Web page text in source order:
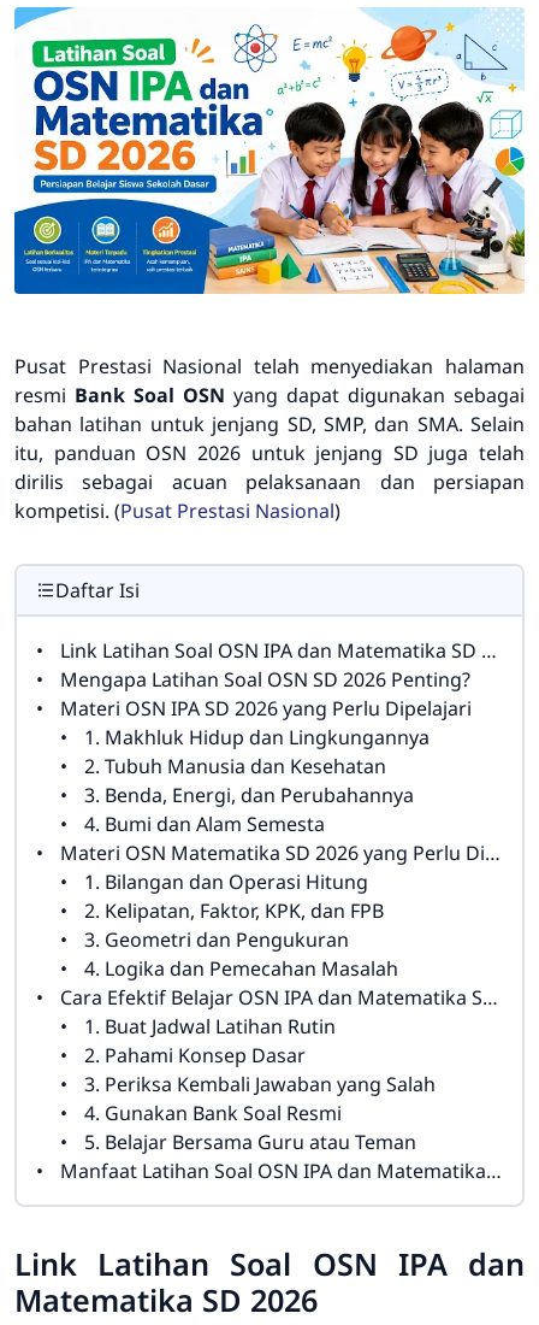
Pusat Prestasi Nasional telah menyediakan halaman
resmi Bank Soal OSN yang dapat digunakan sebagai
bahan latihan untuk jenjang SD, SMP, dan SMA. Selain
itu, panduan OSN 2026 untuk jenjang SD juga telah
dirilis sebagai acuan pelaksanaan dan persiapan
kompetisi. (Pusat Prestasi Nasional)
Daftar Isi
Link Latihan Soal OSN IPA dan Matematika SD 2026
Mengapa Latihan Soal OSN SD 2026 Penting?
Materi OSN IPA SD 2026 yang Perlu Dipelajari
1. Makhluk Hidup dan Lingkungannya
2. Tubuh Manusia dan Kesehatan
3. Benda, Energi, dan Perubahannya
4. Bumi dan Alam Semesta
Materi OSN Matematika SD 2026 yang Perlu Dipelajari
1. Bilangan dan Operasi Hitung
2. Kelipatan, Faktor, KPK, dan FPB
3. Geometri dan Pengukuran
4. Logika dan Pemecahan Masalah
Cara Efektif Belajar OSN IPA dan Matematika SD 2026
1. Buat Jadwal Latihan Rutin
2. Pahami Konsep Dasar
3. Periksa Kembali Jawaban yang Salah
4. Gunakan Bank Soal Resmi
5. Belajar Bersama Guru atau Teman
Manfaat Latihan Soal OSN IPA dan Matematika SD 2026
Link Latihan Soal OSN IPA dan
Matematika SD 2026